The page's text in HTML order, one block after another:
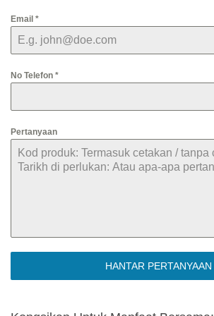
Email *
No Telefon *
Pertanyaan
HANTAR PERTANYAAN